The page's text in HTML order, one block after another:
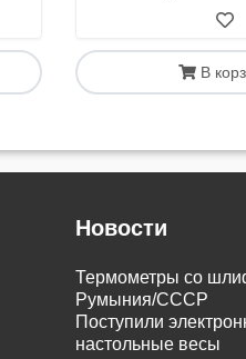
В
Новости
Термометры со
Румыния/СССР
Поступили
настольные весы